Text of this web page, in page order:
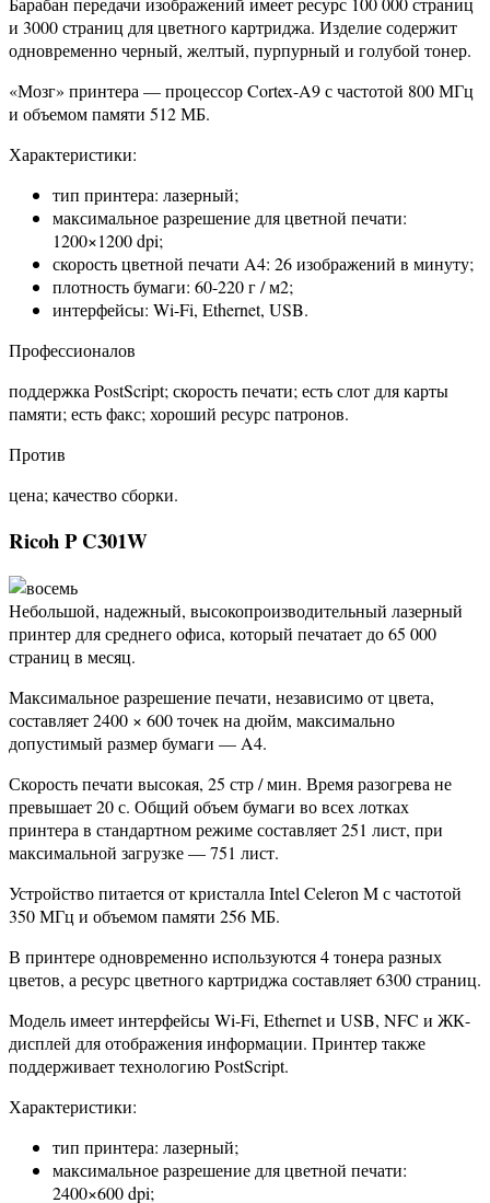
и 3000 страниц для цветного картриджа. Изделие содержит
одновременно черный, желтый, пурпурный и голубой тонер.
«Мозг» принтера — процессор Cortex-A9 с частотой 800 МГц
и объемом памяти 512 МБ.
Характеристики:
тип принтера: лазерный;
максимальное разрешение для цветной печати:
1200×1200 dpi;
скорость цветной печати A4: 26 изображений в минуту;
плотность бумаги: 60-220 г / м2;
интерфейсы: Wi-Fi, Ethernet, USB.
Профессионалов
поддержка PostScript; скорость печати; есть слот для карты
памяти; есть факс; хороший ресурс патронов.
Против
цена; качество сборки.
Ricoh P C301W
Небольшой, надежный, высокопроизводительный лазерный
принтер для среднего офиса, который печатает до 65 000
страниц в месяц.
Максимальное разрешение печати, независимо от цвета,
составляет 2400 × 600 точек на дюйм, максимально
допустимый размер бумаги — A4.
Скорость печати высокая, 25 стр / мин. Время разогрева не
превышает 20 с. Общий объем бумаги во всех лотках
принтера в стандартном режиме составляет 251 лист, при
максимальной загрузке — 751 лист.
Устройство питается от кристалла Intel Celeron M с частотой
350 МГц и объемом памяти 256 МБ.
В принтере одновременно используются 4 тонера разных
цветов, а ресурс цветного картриджа составляет 6300 страниц.
Модель имеет интерфейсы Wi-Fi, Ethernet и USB, NFC и ЖК-
дисплей для отображения информации. Принтер также
поддерживает технологию PostScript.
Характеристики:
тип принтера: лазерный;
максимальное разрешение для цветной печати:
2400×600 dpi;